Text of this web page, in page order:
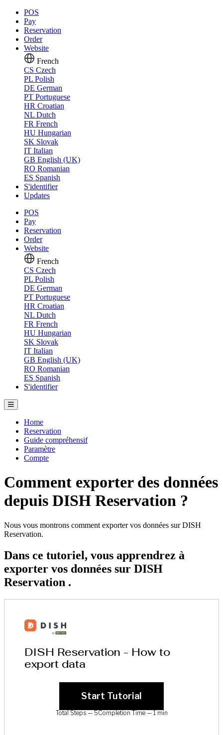
POS
Pay
Reservation
Order
Website
French
CS Czech
PL Polish
DE German
PT Portuguese
HR Croatian
NL Dutch
FR French
HU Hungarian
SK Slovak
IT Italian
GB English (UK)
RO Romanian
ES Spanish
S'identifier
Updates
POS
Pay
Reservation
Order
Website
French
CS Czech
PL Polish
DE German
PT Portuguese
HR Croatian
NL Dutch
FR French
HU Hungarian
SK Slovak
IT Italian
GB English (UK)
RO Romanian
ES Spanish
S'identifier
Home
Reservation
Guide compréhensif
Paramètre
Compte
Comment exporter des données
depuis DISH Reservation ?
Nous vous montrons comment exporter vos données sur DISH
Reservation.
Dans ce tutoriel, vous apprendrez à
exporter vos données sur DISH
Reservation .